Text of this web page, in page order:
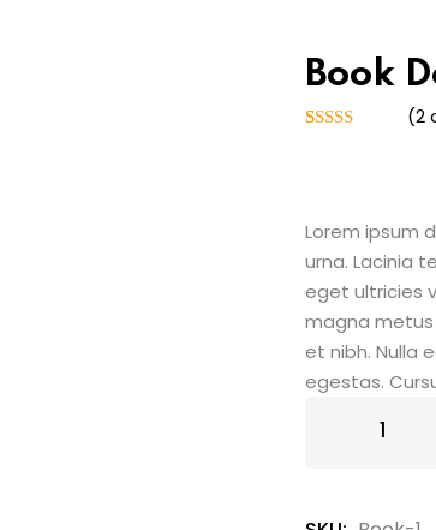
Book
ratings
(2
Lorem ipsum
urna. Lacinia
eget ultricies
magna
et nibh. Nulla
egestas.